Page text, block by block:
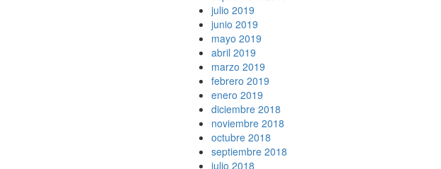
julio 2019
junio 2019
mayo 2019
abril 2019
marzo 2019
febrero 2019
enero 2019
diciembre 2018
noviembre 2018
octubre 2018
septiembre 2018
julio 2018